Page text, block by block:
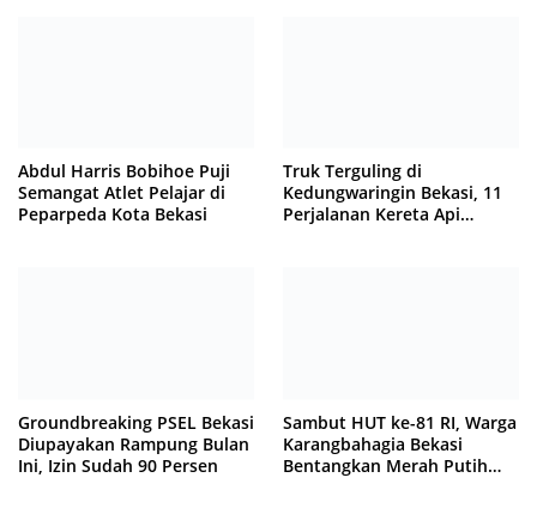
Abdul Harris Bobihoe Puji
Semangat Atlet Pelajar di
Peparpeda Kota Bekasi
Truk Terguling di
Kedungwaringin Bekasi, 11
Perjalanan Kereta Api
Groundbreaking PSEL Bekasi
Diupayakan Rampung Bulan
Ini, Izin Sudah 90 Persen
Sambut HUT ke-81 RI, Warga
Karangbahagia Bekasi
Bentangkan Merah Putih